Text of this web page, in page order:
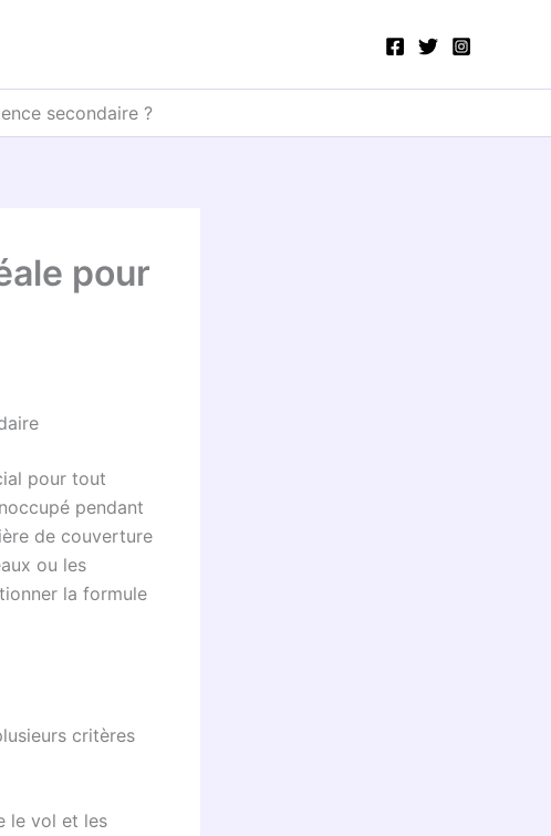
secondaire ?
pour
pour tout
pendant
de couverture
ou les
la formule
critères
le vol et les